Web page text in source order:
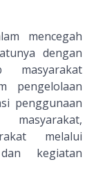
mencegah
dengan
masyarakat
pengelolaan
penggunaan
melalui
kegiatan